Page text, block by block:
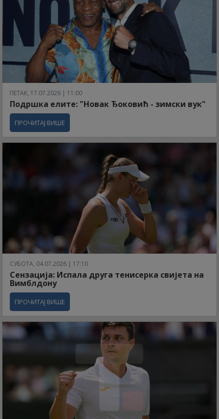
ПЕТАК, 17.07.2026 | 11:00
Подршка елите: "Новак Ђоковић - зимски вук"
ПРОЧИТАЈ ВИШЕ
СУБОТА, 04.07.2026 | 17:10
Сензација: Испала друга тенисерка свијета на
Вимблдону
ПРОЧИТАЈ ВИШЕ